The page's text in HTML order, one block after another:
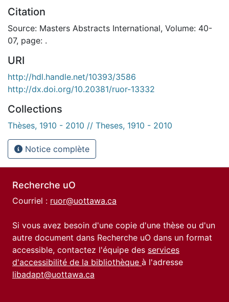
Citation
Source: Masters Abstracts International, Volume: 40-
07, page: .
URI
http://hdl.handle.net/10393/3586
http://dx.doi.org/10.20381/ruor-13332
Collections
Thèses, 1910 - 2010 // Theses, 1910 - 2010
Notice complète
Recherche uO
Courriel : ruor@uottawa.ca
Si vous avez besoin d'une copie d'une thèse ou d'un
autre document dans Recherche uO dans un format
accessible, contactez l'équipe des services
d'accessibilité de la bibliothèque à l'adresse
libadapt@uottawa.ca